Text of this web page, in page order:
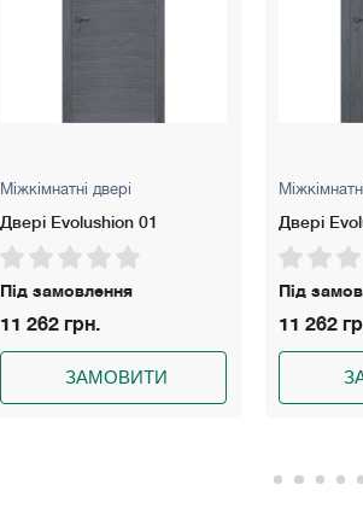
Міжкімнатні двері
Двері Evolushion 01
Під замовлення
11 262 грн.
ЗАМОВИТИ
Двері
Під
11 262